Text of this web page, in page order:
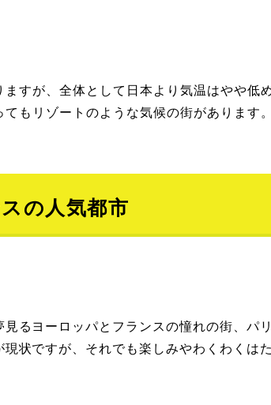
すが、全体として日本より気温はやや
もリゾートのような気候の街があります。
の人気都市
るヨーロッパとフランスの憧れの街、パ
状ですが、それでも楽しみやわくわくは